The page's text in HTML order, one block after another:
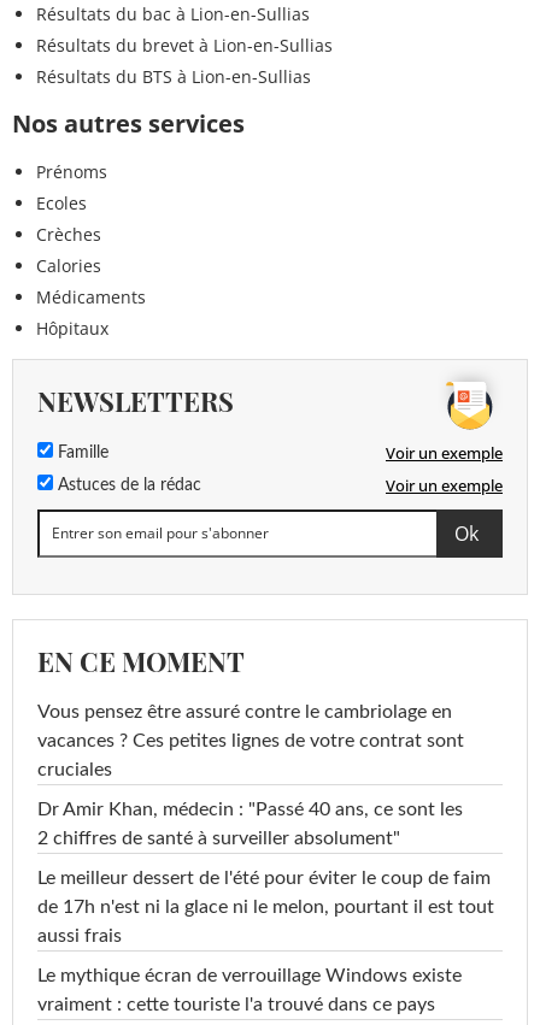
Résultats du bac à Lion-en-Sullias
Résultats du brevet à Lion-en-Sullias
Résultats du BTS à Lion-en-Sullias
Nos autres services
Prénoms
Ecoles
Crèches
Calories
Médicaments
Hôpitaux
NEWSLETTERS
Famille Voir un exemple
Astuces de la rédac Voir un exemple
EN CE MOMENT
Vous pensez être assuré contre le cambriolage en
vacances ? Ces petites lignes de votre contrat sont
cruciales
Dr Amir Khan, médecin : "Passé 40 ans, ce sont les
2 chiffres de santé à surveiller absolument"
Le meilleur dessert de l'été pour éviter le coup de faim
de 17h n'est ni la glace ni le melon, pourtant il est tout
aussi frais
Le mythique écran de verrouillage Windows existe
vraiment : cette touriste l'a trouvé dans ce pays